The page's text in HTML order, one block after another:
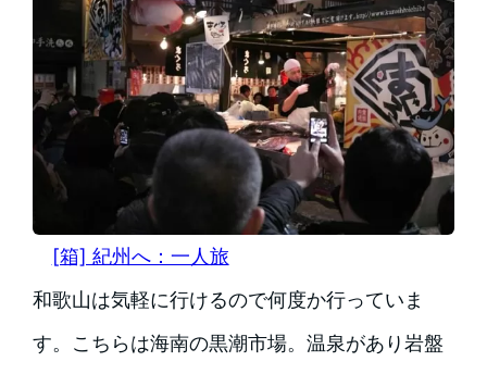
[箱] 紀州へ：一人旅
和歌山は気軽に行けるので何度か行っていま
す。こちらは海南の黒潮市場。温泉があり岩盤